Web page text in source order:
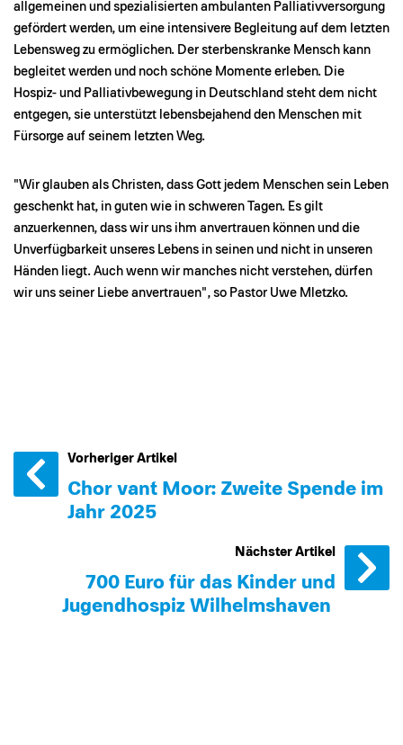
allgemeinen und spezialisierten ambulanten Palliativversorgung
gefördert werden, um eine intensivere Begleitung auf dem letzten
Lebensweg zu ermöglichen. Der sterbenskranke Mensch kann
begleitet werden und noch schöne Momente erleben. Die
Hospiz- und Palliativbewegung in Deutschland steht dem nicht
entgegen, sie unterstützt lebensbejahend den Menschen mit
Fürsorge auf seinem letzten Weg.
"Wir glauben als Christen, dass Gott jedem Menschen sein Leben
geschenkt hat, in guten wie in schweren Tagen. Es gilt
anzuerkennen, dass wir uns ihm anvertrauen können und die
Unverfügbarkeit unseres Lebens in seinen und nicht in unseren
Händen liegt. Auch wenn wir manches nicht verstehen, dürfen
wir uns seiner Liebe anvertrauen", so Pastor Uwe Mletzko.
Vorheriger Artikel
Chor van´t Moor: Zweite Spende im
Jahr 2025
Nächster Artikel
700 Euro für das Kinder und
Jugendhospiz Wilhelmshaven